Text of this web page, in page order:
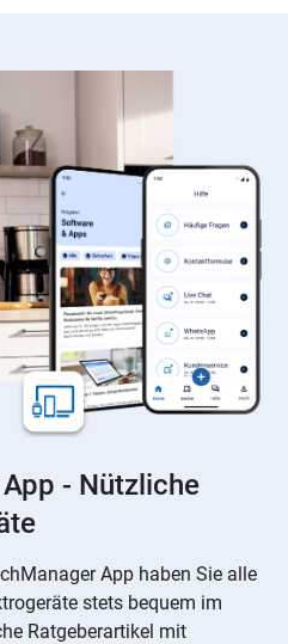
- Nützliche
App haben Sie alle
stets bequem im
Ratgeberartikel mit